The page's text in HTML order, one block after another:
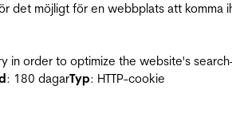
det möjligt för en webbplats att komma
in order to optimize the website's
: 180 dagarTyp: HTTP-cookie